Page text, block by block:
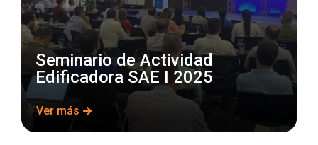
Seminario de Actividad
Edificadora SAE I 2025
Ver más